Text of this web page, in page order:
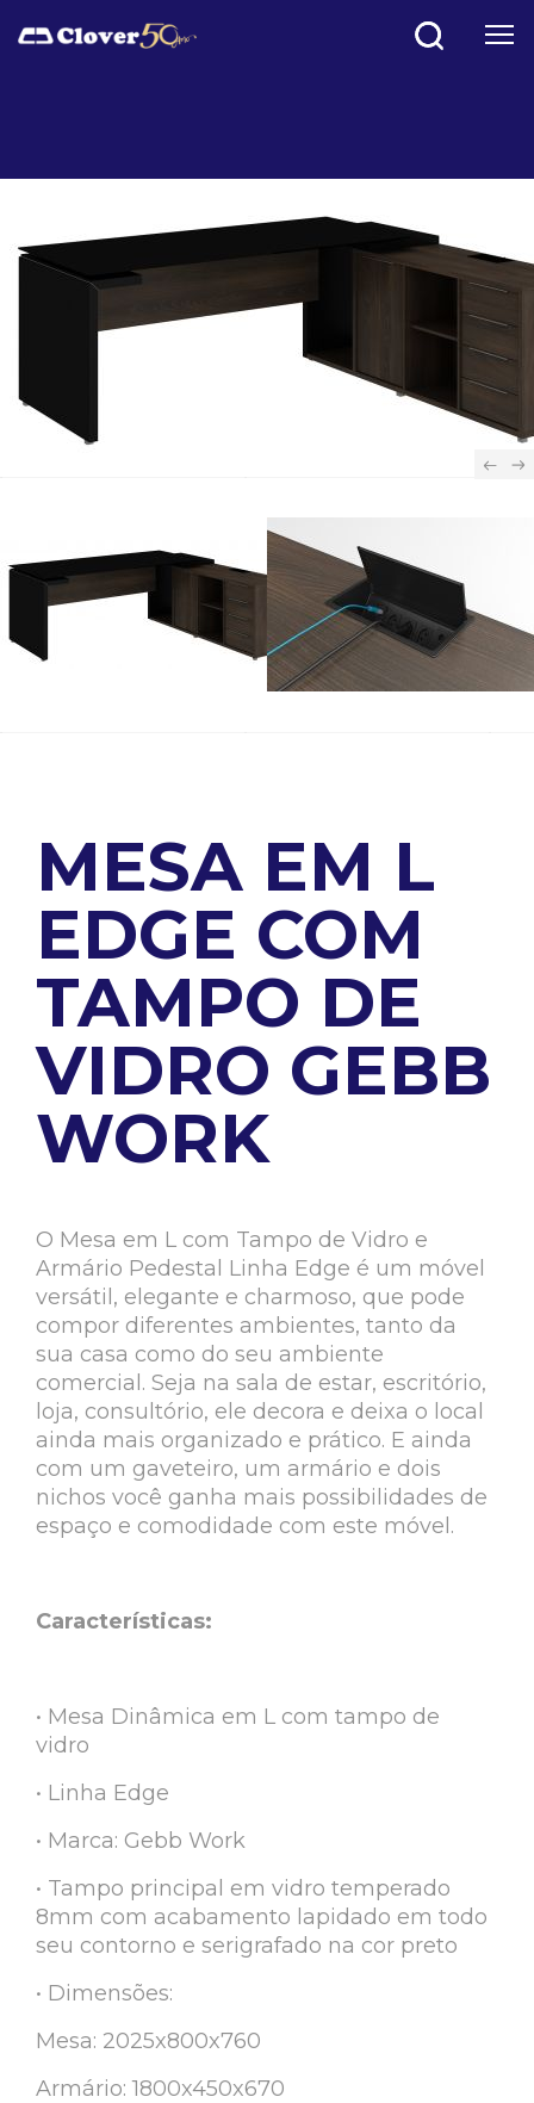
MESA EM L
EDGE COM
TAMPO DE
VIDRO GEBB
WORK
O Mesa em L com Tampo de Vidro e
Armário Pedestal Linha Edge é um móvel
versátil, elegante e charmoso, que pode
compor diferentes ambientes, tanto da
sua casa como do seu ambiente
comercial. Seja na sala de estar, escritório,
loja, consultório, ele decora e deixa o local
ainda mais organizado e prático. E ainda
com um gaveteiro, um armário e dois
nichos você ganha mais possibilidades de
espaço e comodidade com este móvel.
Características:
• Mesa Dinâmica em L com tampo de
vidro
• Linha Edge
• Marca: Gebb Work
• Tampo principal em vidro temperado
8mm com acabamento lapidado em todo
seu contorno e serigrafado na cor preto
• Dimensões:
Mesa: 2025x800x760
Armário: 1800x450x670